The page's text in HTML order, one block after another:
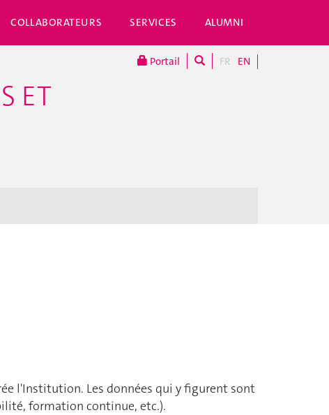
COLLABORATEURS SERVICES ALUMNI
Portail FR EN
ET
l'Institution. Les données qui y figurent sont
formation continue, etc.).